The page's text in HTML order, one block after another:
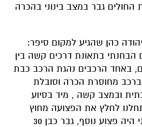
החולים גבר במצב בינוני בהכרה
כהן שהגיע למקום סיפר:
הבחנתי בתאונת דרכים קשה בין
באחד הרכבים נהגת הרכב כבת
ברכב מחוסרת הכרה וסובלת
ובמצב קשה , מיד בסיוע
לחלץ את הפצועה מחוץ
לרכב, ברכב השני היה פצוע נוסף, גבר כבן 30